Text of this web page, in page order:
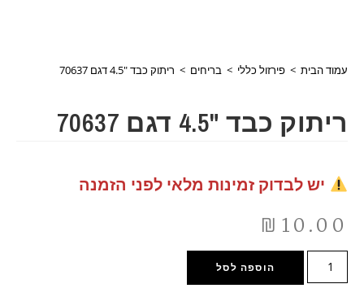
עמוד הבית > פירזול כללי > בריחים > ריתוק כבד "4.5 דגם 70637
ריתוק כבד "4.5 דגם 70637
יש לבדוק זמינות מלאי לפני הזמנה
₪ 10.00
הוספה לסל